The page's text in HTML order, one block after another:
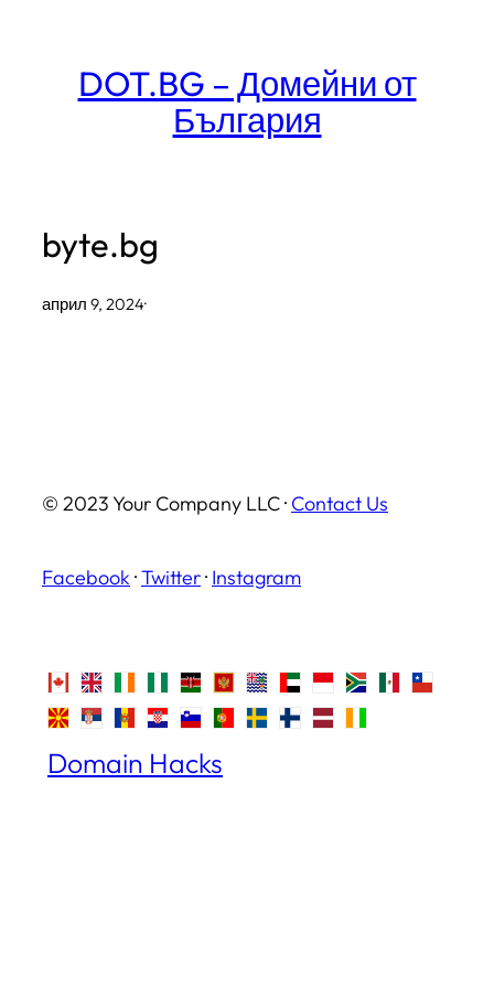
DOT.BG – Домейни от
България
byte.bg
април 9, 2024·
© 2023 Your Company LLC · Contact Us
Facebook ·Twitter· Instagram
Domain Hacks